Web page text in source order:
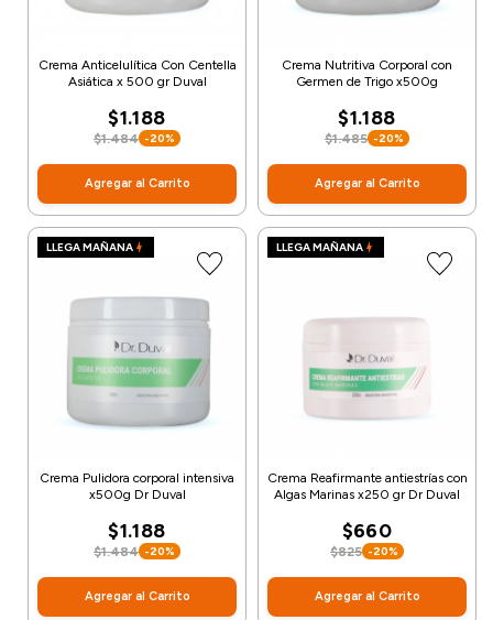
Crema Anticelulítica Con Centella
Asiática x 500 gr Duval
$1.188
$1.484 -20%
Agregar al Carrito
Crema Nutritiva Corporal con
Germen de Trigo x500g
$1.188
$1.485 -20%
Agregar al Carrito
LLEGA MAÑANA
Crema Pulidora corporal intensiva
x500g Dr Duval
$1.188
$1.484 -20%
Agregar al Carrito
LLEGA MAÑANA
Crema Reafirmante antiestrías con
Algas Marinas x250 gr Dr Duval
$660
$825 -20%
Agregar al Carrito